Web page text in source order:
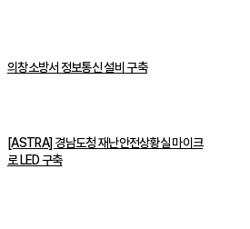
의창소방서 정보통신 설비 구축
[ASTRA] 경남도청 재난안전상황실 마이크
로 LED 구축